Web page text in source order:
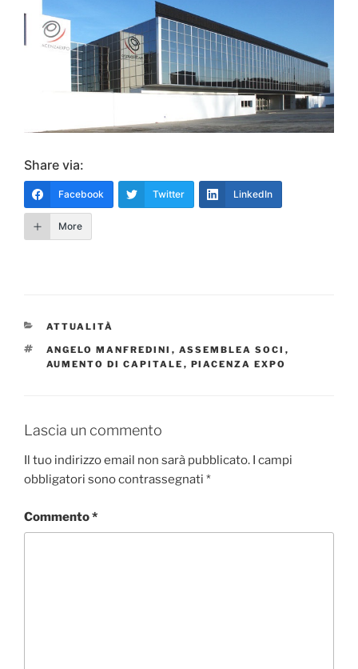
Share via:
Facebook Twitter LinkedIn
More
CATEGORIE
ATTUALITÀ
TAG
ANGELO MANFREDINI , ASSEMBLEA SOCI ,
AUMENTO DI CAPITALE , PIACENZA EXPO
Lascia un commento
Il tuo indirizzo email non sarà pubblicato. I campi
obbligatori sono contrassegnati *
Commento*